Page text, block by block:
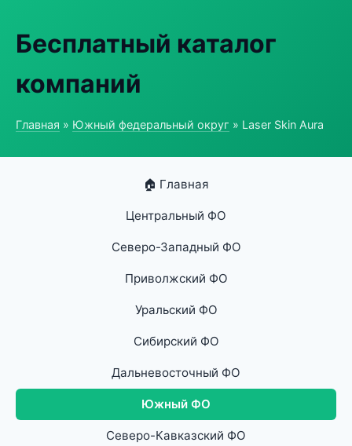
Бесплатный каталог
компаний
Главная » Южный федеральный округ » Laser Skin Aura
🏠 Главная
Центральный ФО
Северо-Западный ФО
Приволжский ФО
Уральский ФО
Сибирский ФО
Дальневосточный ФО
Южный ФО
Северо-Кавказский ФО